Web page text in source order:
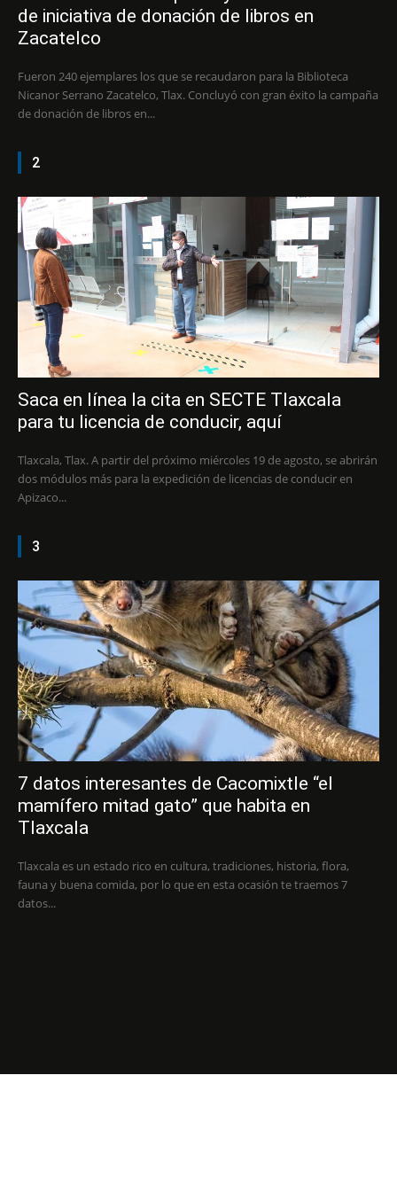
de iniciativa de donación de libros en
Zacatelco
Fueron 240 ejemplares los que se recaudaron para la Biblioteca
Nicanor Serrano Zacatelco, Tlax. Concluyó con gran éxito la campaña
de donación de libros en...
2
Saca en línea la cita en SECTE Tlaxcala
para tu licencia de conducir, aquí
Tlaxcala, Tlax. A partir del próximo miércoles 19 de agosto, se abrirán
dos módulos más para la expedición de licencias de conducir en
Apizaco...
3
7 datos interesantes de Cacomixtle “el
mamífero mitad gato” que habita en
Tlaxcala
Tlaxcala es un estado rico en cultura, tradiciones, historia, flora,
fauna y buena comida, por lo que en esta ocasión te traemos 7
datos...